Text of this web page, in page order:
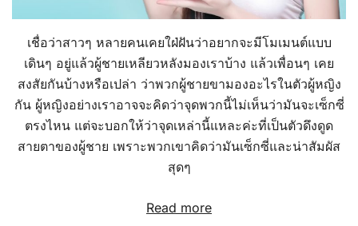
เชื่อว่าสาวๆ หลายคนเคยใฝ่ฝันว่าอยากจะมีโมเมนต์แบบ
เดินๆ อยู่แล้วผู้ชายเหลียวหลังมองเราบ้าง แล้วเพื่อนๆ เคย
สงสัยกันบ้างหรือเปล่า ว่าพวกผู้ชายขามองอะไรในตัวผู้หญิง
กัน ผู้หญิงอย่างเราอาจจะคิดว่าจุดพวกนี้ไม่เห็นว่ามันจะเซ็กซี่
ตรงไหน แต่จะบอกให้ว่าจุดเหล่านี้แหละค่ะที่เป็นตัวดึงดูด
สายตาของผู้ชาย เพราะพวกเขาคิดว่ามันเซ็กซี่และน่าสัมผัส
สุดๆ
Read more